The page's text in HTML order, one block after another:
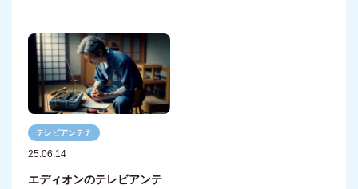
テレビアンテナ
25.06.14
エディオンのテレビアンテ